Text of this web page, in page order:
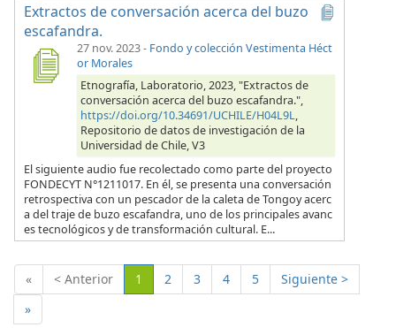
Extractos de conversación acerca del buzo
escafandra.
27 nov. 2023- Fondo y colección Vestimenta Héct
or Morales
Etnografía, Laboratorio, 2023, "Extractos de
conversación acerca del buzo escafandra.",
https://doi.org/10.34691/UCHILE/H04L9L,
Repositorio de datos de investigación de la
Universidad de Chile, V3
El siguiente audio fue recolectado como parte del proyecto
FONDECYT N°1211017. En él, se presenta una conversación
retrospectiva con un pescador de la caleta de Tongoy acerc
a del traje de buzo escafandra, uno de los principales avanc
es tecnológicos y de transformación cultural. E...
« < Anterior 1 (Actual)
2 3 4 5
Siguiente >
»